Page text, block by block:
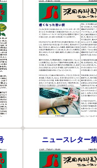
ニュースレター